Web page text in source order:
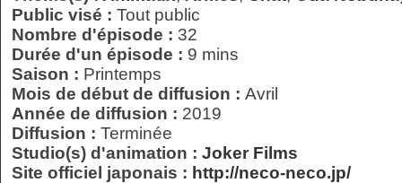
Public visé : Tout public
Nombre d'épisode : 32
Durée d'un épisode : 9 mins
Saison : Printemps
Mois de début de diffusion : Avril
Année de diffusion : 2019
Diffusion : Terminée
Studio(s) d'animation : Joker Films
Site officiel japonais : http://neco-neco.jp/